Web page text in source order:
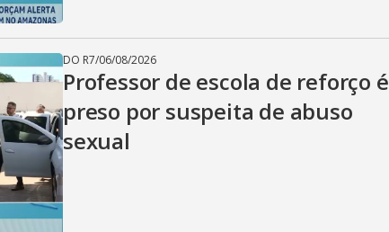
DO R7/06/08/2026
Professor de escola de reforço é
preso por suspeita de abuso
sexual